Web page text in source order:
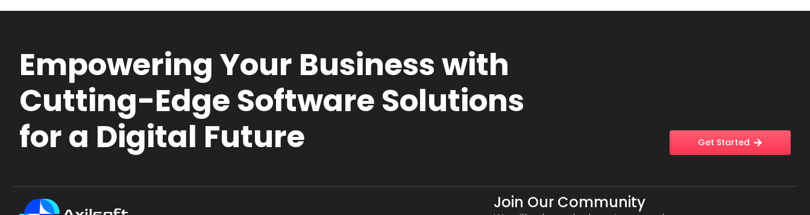
Empowering Your Business with
Cutting-Edge Software Solutions
for a Digital Future
Get Started
Join Our Community